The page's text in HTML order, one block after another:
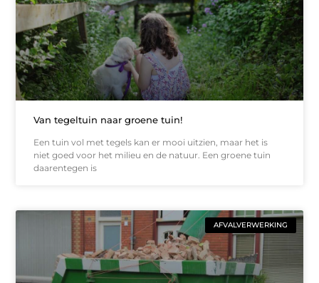
Van tegeltuin naar groene tuin!
Een tuin vol met tegels kan er mooi uitzien, maar het is
niet goed voor het milieu en de natuur. Een groene tuin
daarentegen is
AFVALVERWERKING